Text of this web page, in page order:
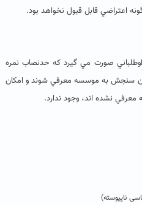
اعتراضي قابل قبول نخواهد بود.
صورت مي گيرد كه حدنصاب نمره
سنجش به موسسه معرفي شوند و امکان
معرفي نشده اند، وجود ندارد.
ناپیوسته)